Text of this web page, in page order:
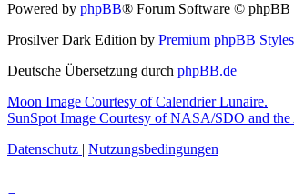
Powered by phpBB® Forum Software © phpBB
Prosilver Dark Edition by Premium phpBB Styles
Deutsche Übersetzung durch phpBB.de
Moon Image Courtesy of Calendrier Lunaire.
SunSpot Image Courtesy of NASA/SDO and
Datenschutz
Nutzungsbedingungen